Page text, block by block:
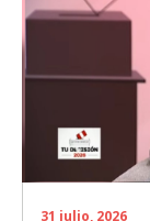
31 julio, 2026